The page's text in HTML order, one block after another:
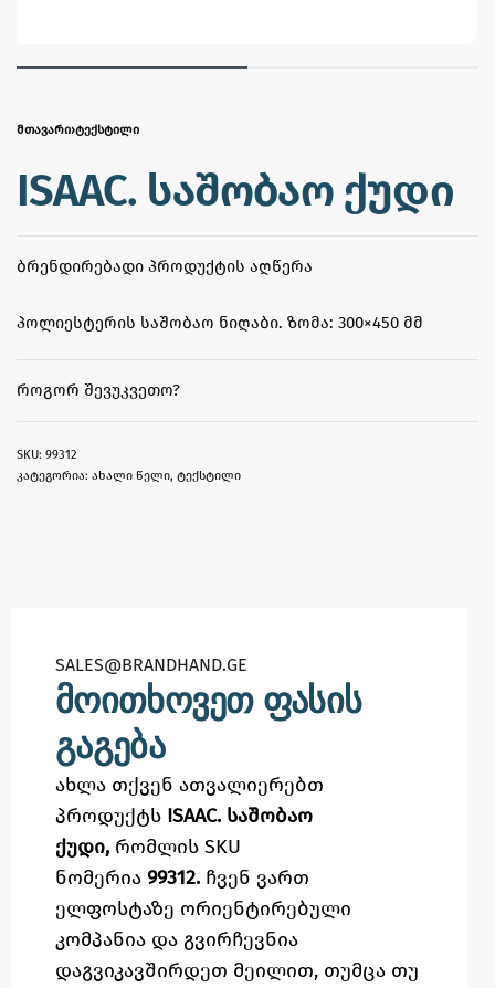
ᲛᲗᲐᲕᲐᲠᲘ›ᲢᲔᲥᲡᲢᲘᲚᲘ
ISAAC. საშობაო ქუდი
ᲑᲠᲔᲜᲓᲘᲠᲔᲑᲐᲓᲘ ᲞᲠᲝᲓᲣᲥᲢᲘᲡ ᲐᲦᲬᲔᲠᲐ
პოლიესტერის საშობაო ნიღაბი. ზომა: 300×450 მმ
ᲠᲝᲒᲝᲠ ᲨᲔᲕᲣᲙᲕᲔᲗᲝ?
99312
კატეგორია: ახალი წელი, ტექსტილი
SALES@BRANDHAND.GE​
მოითხოვეთ ფასის
გაგება
ახლა თქვენ ათვალიერებთ
პროდუქტს ISAAC. საშობაო
ქუდი, რომლის SKU
ნომერია 99312. ჩვენ ვართ
ელფოსტაზე ორიენტირებული
კომპანია და გვირჩევნია
დაგვიკავშირდეთ მეილით, თუმცა თუ